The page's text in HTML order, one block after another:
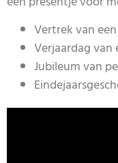
Vertrek van
Verjaardag
Jubileum van